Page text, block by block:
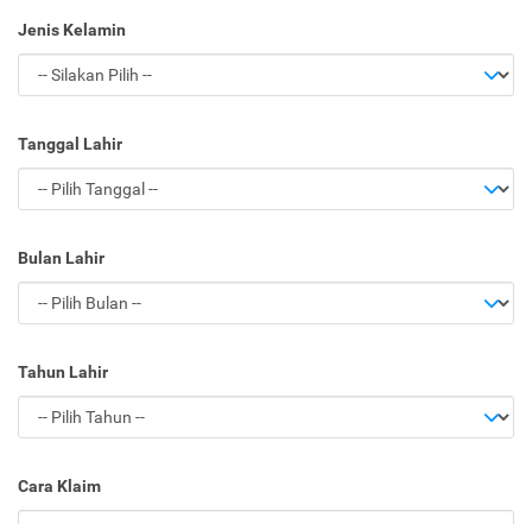
Jenis Kelamin
Tanggal Lahir
Bulan Lahir
Tahun Lahir
Cara Klaim